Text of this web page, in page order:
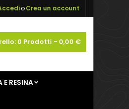
oCrea un account
0 Prodotti - 0,00 €
E RESINA